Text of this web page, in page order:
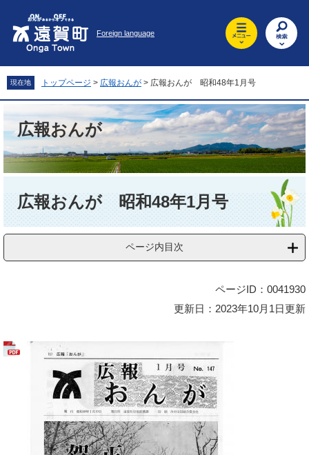
先
頭
を
飛
文
へ
Foreign language
現在地 トップページ > 広報おんが > 広報おんが 昭和48年1月号
広報おんが
広報おんが 昭和48年1月号
ページ内目次
ページID：0041930
更新日：2023年10月1日更新